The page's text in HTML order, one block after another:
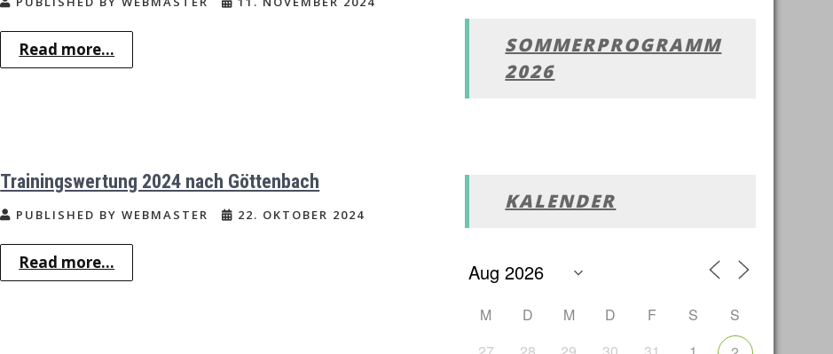
Read more...
Trainingswertung 2024 nach Göttenbach
PUBLISHED BY WEBMASTER 22. OKTOBER 2024
Read more...
SOMMERPROGRAMM
2026
KALENDER
M D M D F S
S